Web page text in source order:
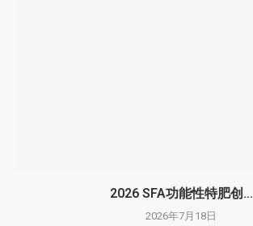
2026 SFA功能性特肥创...
2026年7月18日